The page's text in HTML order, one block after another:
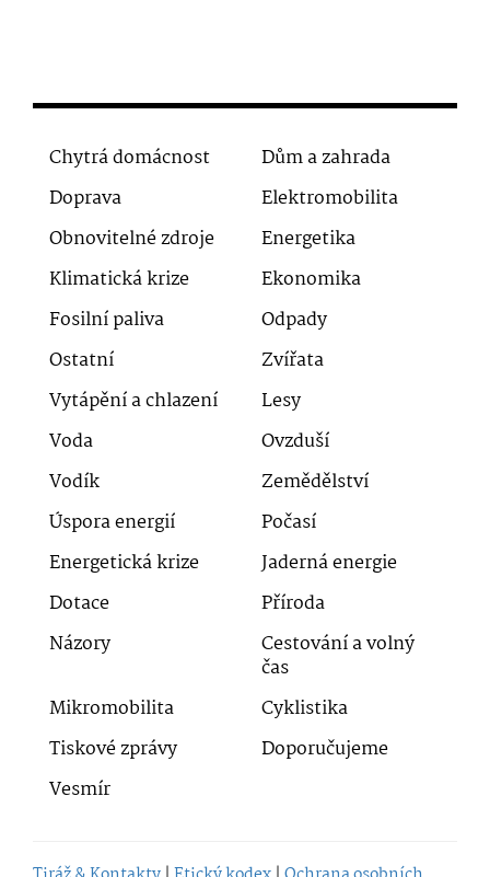
Chytrá domácnost
Dům a zahrada
Doprava
Elektromobilita
Obnovitelné zdroje
Energetika
Klimatická krize
Ekonomika
Fosilní paliva
Odpady
Ostatní
Zvířata
Vytápění a chlazení
Lesy
Voda
Ovzduší
Vodík
Zemědělství
Úspora energií
Počasí
Energetická krize
Jaderná energie
Dotace
Příroda
Názory
Cestování a volný
čas
Mikromobilita
Cyklistika
Tiskové zprávy
Doporučujeme
Vesmír